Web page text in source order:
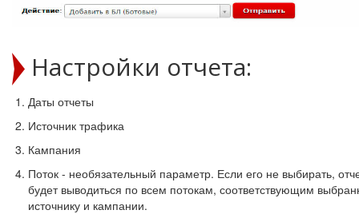
Настройки отчета:
Даты отчеты
Источник трафика
Кампания
Поток - необязательный параметр. Если его не выбирать,
будет выводиться по всем потокам, соответствующим
источнику и кампании.